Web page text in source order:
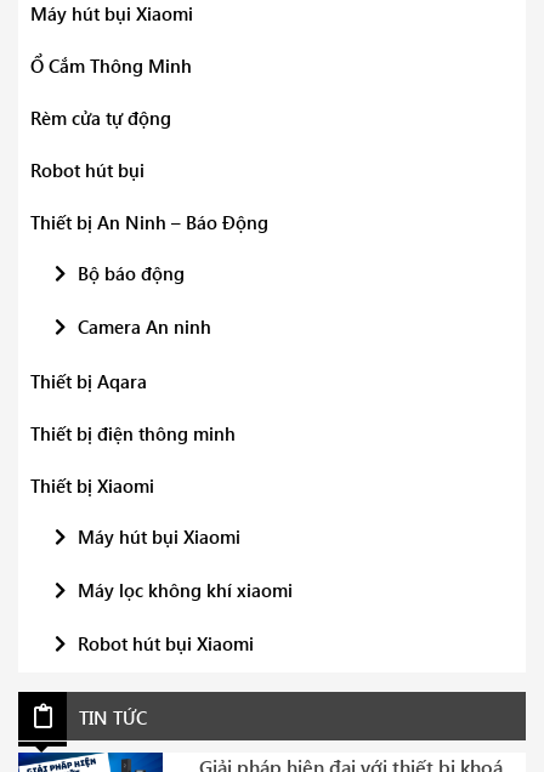
Máy hút bụi Xiaomi
Ổ Cắm Thông Minh
Rèm cửa tự động
Robot hút bụi
Thiết bị An Ninh – Báo Động
Bộ báo động
Camera An ninh
Thiết bị Aqara
Thiết bị điện thông minh
Thiết bị Xiaomi
Máy hút bụi Xiaomi
Máy lọc không khí xiaomi
Robot hút bụi Xiaomi
TIN TỨC
Giải pháp hiện đại với thiết bị khoá